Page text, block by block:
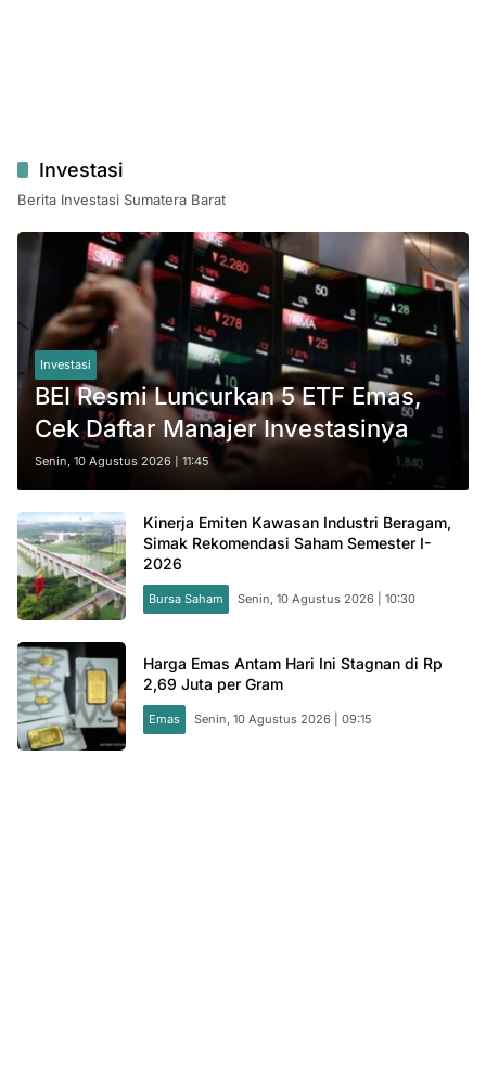
Investasi
Berita Investasi Sumatera Barat
Investasi
BEI Resmi Luncurkan 5 ETF Emas,
Cek Daftar Manajer Investasinya
Senin, 10 Agustus 2026 | 11:45
Kinerja Emiten Kawasan Industri Beragam,
Simak Rekomendasi Saham Semester I-
2026
Bursa Saham Senin, 10 Agustus 2026 | 10:30
Harga Emas Antam Hari Ini Stagnan di Rp
2,69 Juta per Gram
Emas Senin, 10 Agustus 2026 | 09:15